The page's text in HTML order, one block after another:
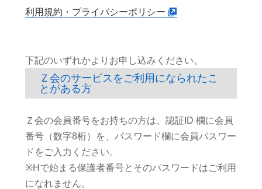
利用規約・プライバシーポリシー
下記のいずれかよりお申し込みください。
Ｚ会のサービスをご利用になられたこ
とがある方
Ｚ会の会員番号をお持ちの方は、認証ID 欄に会員
番号（数字8桁）を、パスワード欄に会員パスワー
ドをご入力ください。
※Hで始まる保護者番号とそのパスワードはご利用
になれません。